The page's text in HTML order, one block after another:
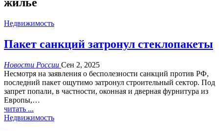
Недвижимость
Пакет санкций затронул стеклопакеты
Новости России Сен 2, 2025
Несмотря на заявления о бесполезности санкций против РФ,
последний пакет ощутимо затронул строительный сектор. Под
запрет попали, в частности, оконная и дверная фурнитура из
Европы,…
читать ...
Недвижимость